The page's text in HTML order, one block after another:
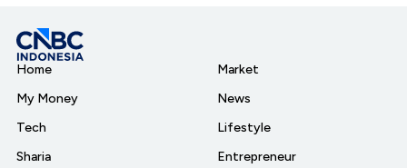
Home
My Money
Tech
Sharia
Market
News
Lifestyle
Entrepreneur